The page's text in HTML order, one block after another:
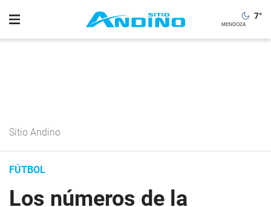
7°
Sitio Andino
FÚTBOL
Los números de la